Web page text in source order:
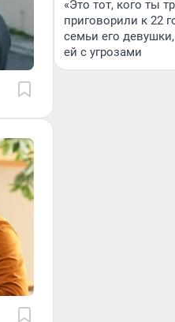
«Это тот, кого ты
приговорили к 22
семьи его
ей с угрозами